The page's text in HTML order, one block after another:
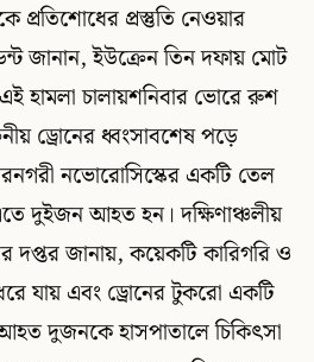
প্রতিশোধের প্রস্তুতি নেওয়ার
জানান, ইউক্রেন তিন দফায় মোট
হামলা চালায়শনিবার ভোরে রুশ
ড্রোনের ধ্বংসাবশেষ পড়ে
নভোরোসিস্কের একটি তেল
দুইজন আহত হন। দক্ষিণাঞ্চলীয়
দপ্তর জানায়, কয়েকটি কারিগরি ও
যায় এবং ড্রোনের টুকরো একটি
আহত দুজনকে হাসপাতালে চিকিৎসা